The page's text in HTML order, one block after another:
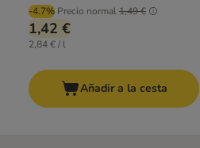
-4.7% Precio normal1,49 €
1,42 €
2,84 € / l
Añadir a la cesta